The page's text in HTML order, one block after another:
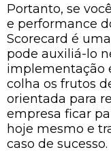
Portanto, se
e performance
Scorecard é
pode auxiliá-lo
implementação
colha os frutos
orientada para
empresa ficar
hoje mesmo e
caso de sucesso.